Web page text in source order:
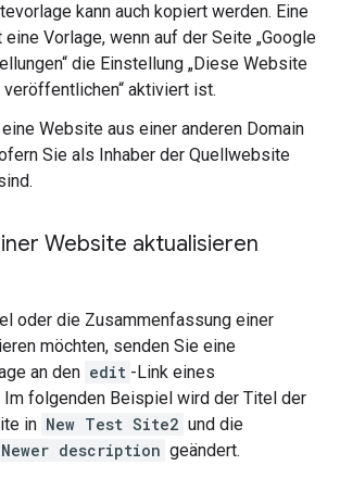
kann auch kopiert werden. Eine
Vorlage, wenn auf der Seite „Google
die Einstellung „Diese Website
aktiviert ist.
Website aus einer anderen Domain
Sie als Inhaber der Quellwebsite
Website aktualisieren
oder die Zusammenfassung einer
möchten, senden Sie eine
an den edit -Link eines
folgenden Beispiel wird der Titel der
in New Test Site2 und die
Newer description geändert.